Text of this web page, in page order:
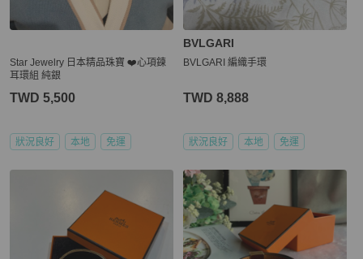
Star Jewelry 日本精品珠寶 ❤️心項鍊
耳環組 純銀
TWD 5,500
狀況良好 本地 免運
BVLGARI
BVLGARI 編織手環
TWD 8,888
狀況良好 本地 免運